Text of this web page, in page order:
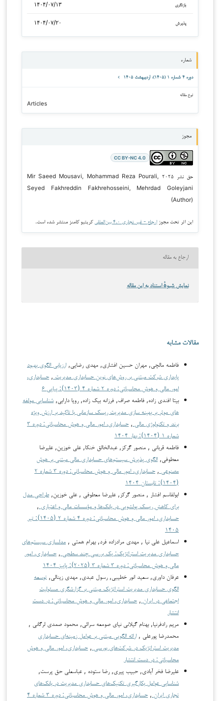
بازنگری ۱۴۰۴/۰۷/۱۳
پذیرش ۱۴۰۴/۰۷/۲۰
شماره
دوره ۴ شماره ۱ (۱۴۰۵): اردیبهشت ۱۴۰۵
نوع مقاله
Articles
مجوز
CC BY-NC 4.0
حق نشر ۲۰۲۵ Mir Saeed Mousavi, Mohammad Reza Pourali,
Seyed Fakhreddin Fakhrehosseini, Mehrdad Goleyjani
(Author)
این اثر تحت مجوز ارجاع - غیر تجاری ۴.۰ بین‌المللی کریتیو کامنز منتشر شده است.
ارجاع به مقاله
نمایش شیوهٔ استناد به این مقاله
مقالات مشابه
فاطمه مالچی, مهران حسین افشاری, مهدی رضایی, ارزیابی الگوی بهبود
پایداری شرکت مبتنی بر روش‌های نوین حسابداری مدیریت , حسابداری،
امور مالی و هوش محاسباتی: دوره ۲ شماره ۴ (۱۴۰۳): پیاپی ۶
بیتا افندی زاده, فاطمه صراف, فرزانه بیک زاده, رویا دارابی, شناسایی مولفه
های موثر بر بهینه سازی مدیریت ریسک سازمانی با تاکید بر ارزش ویژه
برند و تکنولوژی مالی ,
حسابداری، امور مالی و هوش محاسباتی: دوره ۳
شماره ۱ (۱۴۰۴): بهار ۱۴۰۴
فاطمه قربانی , منصور گرکز, عبدالخالق خنکا, علی خوزین, علیرضا
معطوفی, الگوی پذیرش سیستم‌های حسابداری مالی مبتنی بر هوش
مصنوعی ,
حسابداری، امور مالی و هوش محاسباتی: دوره ۳ شماره ۲
(۱۴۰۴): تابستان ۱۴۰۴
ابولقاسم افشار , منصور گرکز, علیرضا معطوفی , علی خوزین, طراحی مدل
برای کاهش ریسک پولشویی در بانک‌ها و مؤسسات مالی و اعتباری ,
حسابداری، امور مالی و هوش محاسباتی: دوره ۴ شماره ۲ (۱۴۰۵): تیر
۱۴۰۵
اسماعیل علی نیا , مهدی مرادزاده فرد, بهرام همتی , مدلسازی سیستم‌های
حسابداری مدیریت استراتژیک: یک بررسی چند سطحی , حسابداری، امور
مالی و هوش محاسباتی: دوره ۳ شماره ۳ (۲۰۲۵): پاییز ۱۴۰۴
عرفان داوری, سعید انور خطیبی, رسول عبدی, مهدی زینالی, توسعه
الگوی حسابداری مدیریت استراتژیک مبتنی بر گزارشگری مسئولیت
اجتماعی در ایران , حسابداری، امور مالی و هوش محاسباتی: در دست
انتشار
مریم رادفرنیا, بهنام گیلانی نیای صومعه سرائی, محمود صمدی لرگانی ,
محمدرضا پورعلی , ارائه الگویی مبتنی بر عوامل زمینه‌ای حسابداری
مدیریت استراتژیک در شرکت‌های بورسی , حسابداری، امور مالی و هوش
محاسباتی: در دست انتشار
علیرضا فخر آبادی, حبیب پیری, رضا ستوده , عباسعلی حق پرست,
شناسایی عوامل بکارگیری تکنیک‌های حسابداری مدیریت در بانک‌های
تجاری ایران , حسابداری، امور مالی و هوش محاسباتی: دوره ۳ شماره ۴